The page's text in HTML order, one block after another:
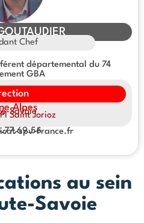
Chef
départemental du 74
GBA
Alpes
Savoie
Saint Jorioz
spv-France.fr
au sein
Savoie